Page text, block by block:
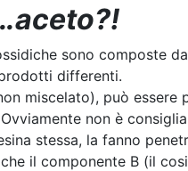
sono composte
differenti.
miscelato), può
non è
stessa, la fanno
il componente B (il